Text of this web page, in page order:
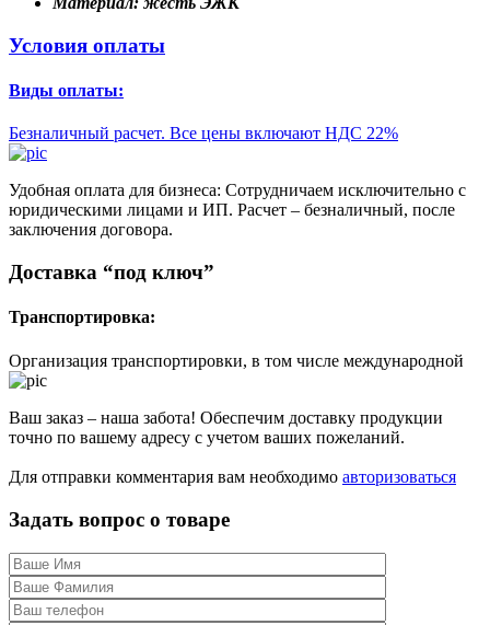
Условия оплаты
Виды оплаты:
Безналичный расчет. Все цены включают НДС 22%
Удобная оплата для бизнеса: Сотрудничаем исключительно с
юридическими лицами и ИП. Расчет – безналичный, после
заключения договора.
Доставка “под ключ”
Транспортировка:
Организация транспортировки, в том числе международной
Ваш заказ – наша забота! Обеспечим доставку продукции
точно по вашему адресу с учетом ваших пожеланий.
Для отправки комментария вам необходимо авторизоваться
Задать вопрос о товаре